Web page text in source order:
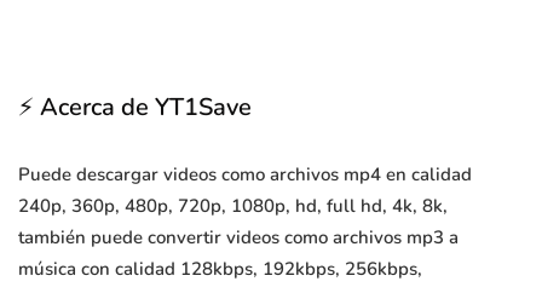
⚡ Acerca de YT1Save
Puede descargar videos como archivos mp4 en calidad
240p, 360p, 480p, 720p, 1080p, hd, full hd, 4k, 8k,
también puede convertir videos como archivos mp3 a
música con calidad 128kbps, 192kbps, 256kbps,